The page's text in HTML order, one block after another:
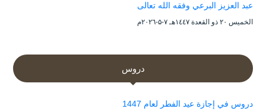
عبد العزيز البرعي وفقه الله تعالى
الخميس ۲۰ ذو القعدة ۱٤٤۷هـ ۷-۵-۲۰۲٦م
دروس
دروس في إجازة عيد الفطر لعام 1447